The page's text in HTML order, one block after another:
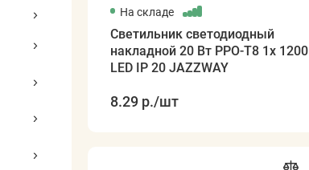
На складе
Светильник светодиодный
накладной 20 Вт PPO-T8 1х 1200
LED IP 20 JAZZWAY
8.29 р./шт